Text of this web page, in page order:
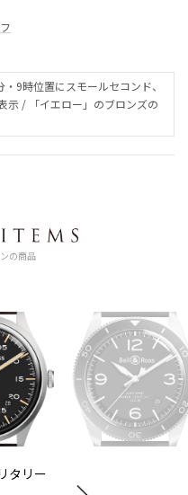
9時位置にスモールセコンド、
示 / 「イエロー」のブロンズの
の商品
タリー